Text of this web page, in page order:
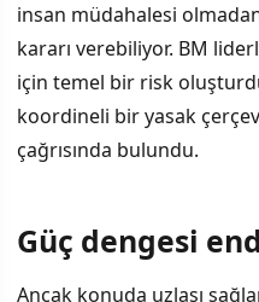
Sonraki adımlar
insan müdahalesi
kararı verebiliyor. BM
için temel bir risk
koordineli bir yasak
çağrısında bulundu.
Güç dengesi
Ancak konuda uzlaşı